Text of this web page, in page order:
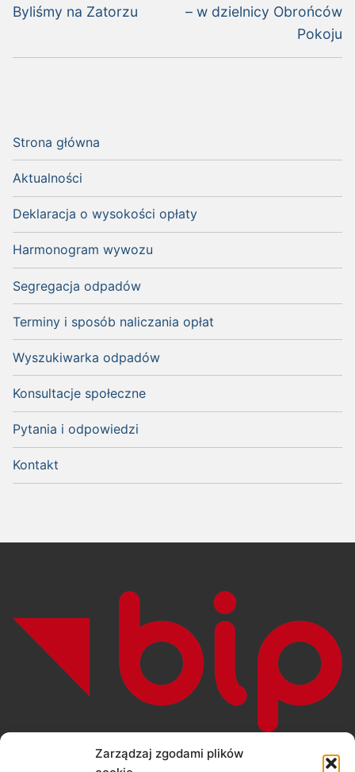
Zarządzaj zgodami plików
Byliśmy na Zatorzu
– w dzielnicy Obrońców
Pokoju
Strona główna
Aktualności
Deklaracja o wysokości opłaty
Harmonogram wywozu
Segregacja odpadów
Terminy i sposób naliczania opłat
Wyszukiwarka odpadów
Konsultacje społeczne
Pytania i odpowiedzi
Kontakt
https://bip.gliwice.eu